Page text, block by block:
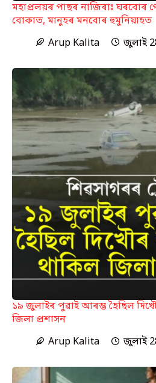
মহাপ্ৰলয়ৰ পাছৰ নাজিৰাঃ ঘৰবোৰ
বোকাত, মানুহৰ মনবোৰ হুমুনিয়াহত
Arup Kalita
জুলাই
১৯ জুলাইৰ পুৱাই আৰম্ভ হৈছিল
জিলা প্ৰশাসন
Arup Kalita
জুলাই